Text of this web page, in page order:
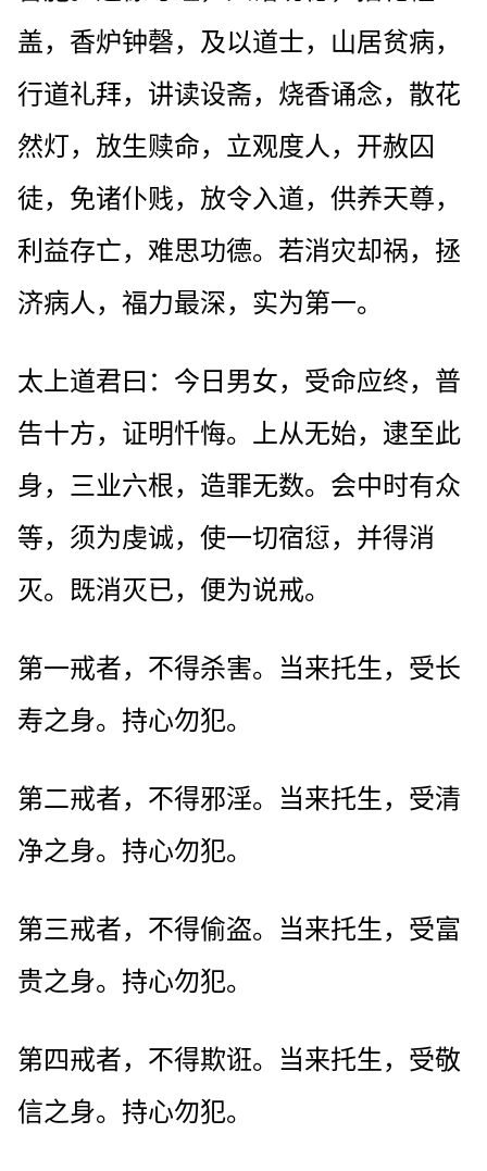
盖，香炉钟磬，及以道士，山居贫病，
行道礼拜，讲读设斋，烧香诵念，散花
然灯，放生赎命，立观度人，开赦囚
徒，免诸仆贱，放令入道，供养天尊，
利益存亡，难思功德。若消灾却祸，拯
济病人，福力最深，实为第一。
太上道君曰：今日男女，受命应终，普
告十方，证明忏悔。上从无始，逮至此
身，三业六根，造罪无数。会中时有众
等，须为虔诚，使一切宿愆，并得消
灭。既消灭已，便为说戒。
第一戒者，不得杀害。当来托生，受长
寿之身。持心勿犯。
第二戒者，不得邪淫。当来托生，受清
净之身。持心勿犯。
第三戒者，不得偷盗。当来托生，受富
贵之身。持心勿犯。
第四戒者，不得欺诳。当来托生，受敬
信之身。持心勿犯。